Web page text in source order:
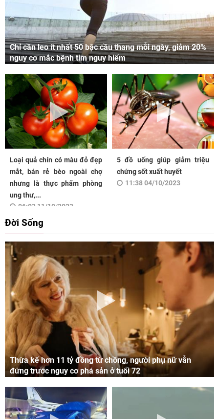
Chỉ cần leo ít nhất 50 bậc cầu thang mỗi ngày, giảm 20%
nguy cơ mắc bệnh tim nguy hiểm
Loại quả chín có màu đỏ đẹp
mắt, bán rẻ bèo ngoài chợ
nhưng là thực phẩm phòng
ung thư,...
06:03 11/10/2023
5 đồ uống giúp giảm triệu
chứng sốt xuất huyết
11:38 04/10/2023
Đời Sống
Thừa kế hơn 11 tỷ đồng từ chồng, người phụ nữ vẫn
đứng trước nguy cơ phá sản ở tuổi 72